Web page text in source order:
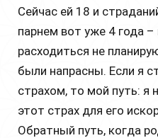
Сейчас ей 18 и
парнем вот уже 4 года –
расходиться не
были напрасны. Если я
страхом, то мой путь: я
этот страх для его
Обратный путь, когда